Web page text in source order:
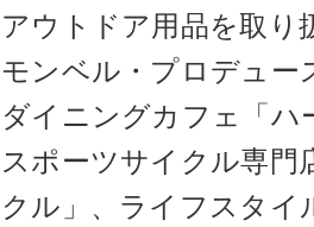
アウトドア用品を取り
モンベル・プロデュー
ダイニングカフェ「ハ
スポーツサイクル専門
クル」、ライフスタ